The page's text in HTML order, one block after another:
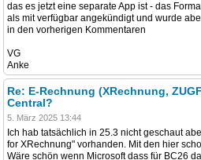
das es jetzt eine separate App ist - das
als mit verfügbar angekündigt und wurde
in den vorherigen Kommentaren
VG
Anke
Re: E-Rechnung (XRechnung,
Central?
5. März 2025 13:44
Ich hab tatsächlich in 25.3 nicht geschaut
for XRechnung" vorhanden. Mit den hier
Wäre schön wenn Microsoft dass für BC26